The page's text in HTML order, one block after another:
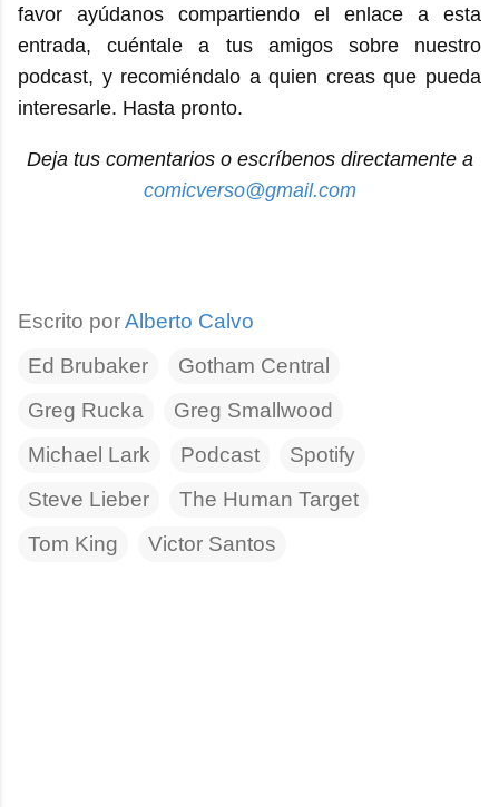
favor ayúdanos compartiendo el enlace a esta
entrada, cuéntale a tus amigos sobre nuestro
podcast, y recomiéndalo a quien creas que pueda
interesarle. Hasta pronto.
Deja tus comentarios o escríbenos directamente a
comicverso@gmail.com
Escrito porAlberto Calvo
Ed Brubaker
Gotham Central
Greg Rucka
Greg Smallwood
Michael Lark
Podcast
Spotify
Steve Lieber
The Human Target
Tom King
Victor Santos